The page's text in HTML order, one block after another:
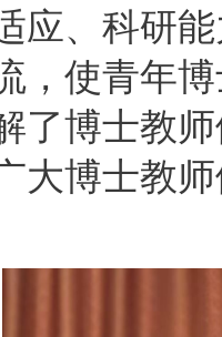
应、科研
，使青年
了博士教
大博士教